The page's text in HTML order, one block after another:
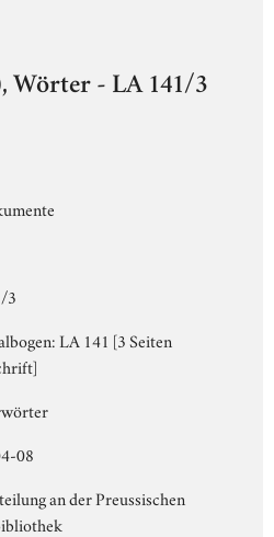
Wörter - LA 141/3
3
LA 141 [3 Seiten
08
an der Preussischen